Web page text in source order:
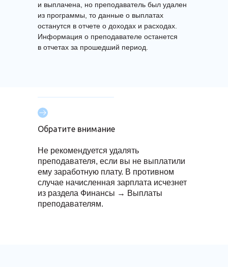
и выплачена, но преподаватель был удален
из программы, то данные о выплатах
останутся в отчете о доходах и расходах.
Информация о преподавателе останется
в отчетах за прошедший период.
Обратите внимание
Не рекомендуется удалять
преподавателя, если вы не выплатили
ему заработную плату. В противном
случае начисленная зарплата исчезнет
из раздела Финансы → Выплаты
преподавателям.